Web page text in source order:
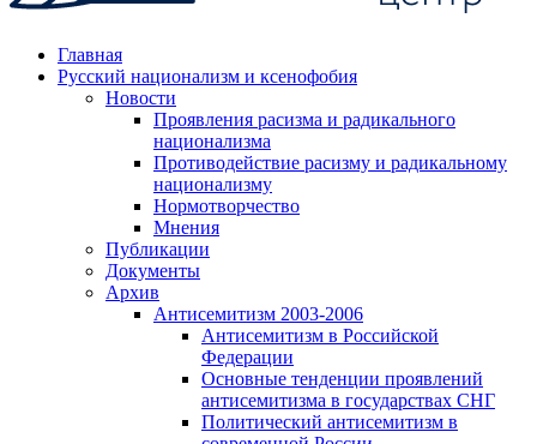
Главная
Русский национализм и ксенофобия
Новости
Проявления расизма и радикального
национализма
Противодействие расизму и радикальному
национализму
Нормотворчество
Мнения
Публикации
Документы
Архив
Антисемитизм 2003-2006
Антисемитизм в Российской
Федерации
Основные тенденции проявлений
антисемитизма в государствах СНГ
Политический антисемитизм в